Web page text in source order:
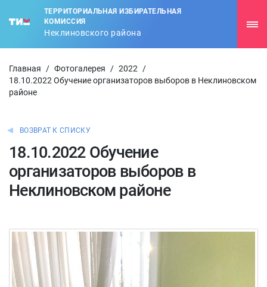
ТЕРРИТОРИАЛЬНАЯ ИЗБИРАТЕЛЬНАЯ
КОМИССИЯ
Неклиновского района
Главная / Фотогалерея / 2022
/
18.10.2022 Обучение организаторов выборов в Неклиновском
районе
ВОЗВРАТ К СПИСКУ
18.10.2022 Обучение
организаторов выборов в
Неклиновском районе